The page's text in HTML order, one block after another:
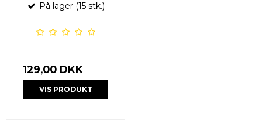
På lager (15 stk.)
129,00 DKK
VIS PRODUKT